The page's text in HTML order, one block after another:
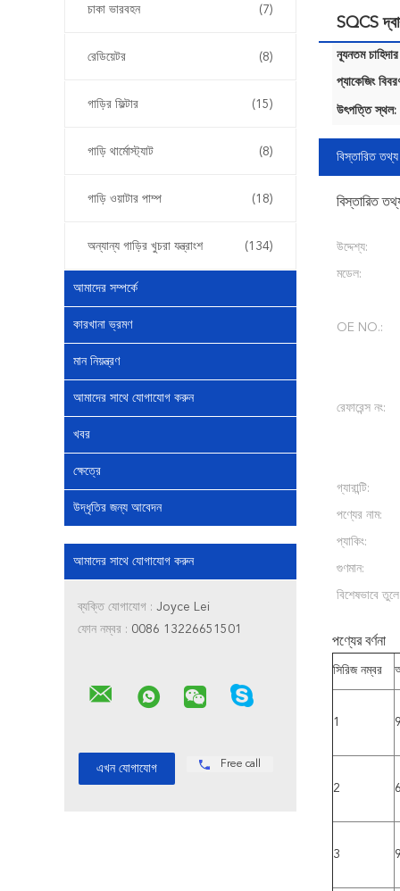
চাকা ভারবহন (7)
রেডিয়েটর (8)
গাড়ির ফিল্টার (15)
গাড়ি থার্মোস্ট্যাট (8)
গাড়ি ওয়াটার পাম্প (18)
অন্যান্য গাড়ির খুচরা যন্ত্রাংশ (134)
আমাদের সম্পর্কে
কারখানা ভ্রমণ
মান নিয়ন্ত্রণ
আমাদের সাথে যোগাযোগ করুন
খবর
ক্ষেত্রে
উদ্ধৃতির জন্য আবেদন
আমাদের সাথে যোগাযোগ করুন
ব্যক্তি যোগাযোগ : Joyce Lei
ফোন নম্বর : 0086 13226651501
Free call
SQCS
ন্যূনতম
প্যাকেজিং
উৎপত্তি স্থল:
বিস্তারিত তথ্য
বিস্তারিত
উদ্দেশ্য:
মডেল:
OE NO.:
রেফারেন্স নং:
গ্যারান্টি:
পণ্যের নাম:
প্যাকিং:
গুণমান:
বিশেষভাবে
পণ্যের বর্ণনা
সিরিজ নম্বর
1
2
3